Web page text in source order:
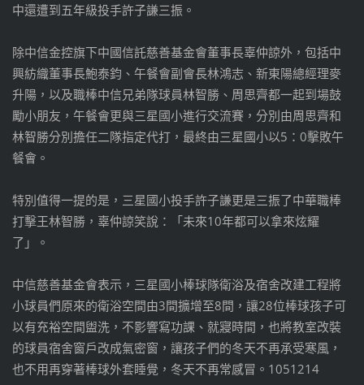
中還遭到五年級投手許子謙三振。
除中信金控旗下中國信託慈善基金會董事長辜仲諒外，包括中
興紡織董事長鮑泰鈞、午餐會副會長林鴻志、新東陽總經理麥
升陽，以及職棒中信兄弟隊球員林智勝、周思齊都一起到場鼓
勵小朋友，午餐會更與三星國小進行交流賽，分別由周思齊和
林智勝分別擔任二隊指定代打，最終由三星國小以5：0擊敗午
餐會。
特別值得一提的是，三星國小投手許子謙更是三振了中華職棒
打擊王林智勝，辜仲諒笑說：「未來10年都可以拿來炫耀
了」。
中信慈善基金會表示，三星國小棒球隊衛浴及宿舍改建工程將
小球員們原來的衛浴空間由3間擴增至8間，讓28位棒球孩子可
以有充裕空間盥洗，不影響寫功課、就寢時間，也將教室改裝
的球員宿舍窗戶改成氣密窗，讓孩子們的冬天不再承受寒風，
也不用再穿著棒球外套睡覺，冬天不再常感冒。1051214